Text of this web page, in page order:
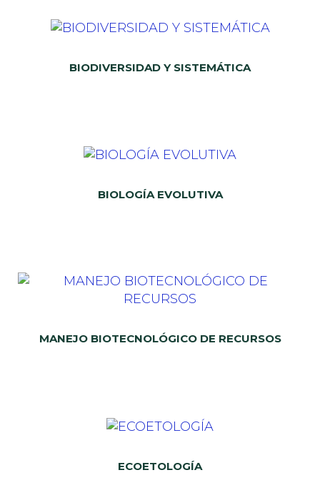
BIODIVERSIDAD Y SISTEMÁTICA
BIOLOGÍA EVOLUTIVA
MANEJO BIOTECNOLÓGICO DE RECURSOS
ECOETOLOGÍA